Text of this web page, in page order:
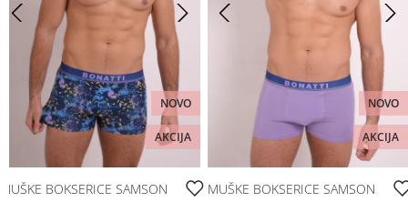
Plažni program
Aksesoari
Papuče i čarape
Outlet
Pratite nas
NOVO
AKCIJA
MUŠKE BOKSERICE SAMSON
NOVO
AKCIJA
MUŠKE BOKSERICE SAMSON